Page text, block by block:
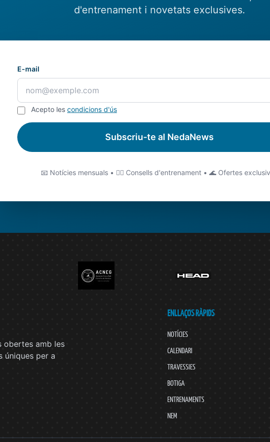
d'entrenament i novetats exclusives.
E-mail
Acepto les condicions d'ús
Subscriu-te al NedaNews
📧 Notícies mensuals • 🏊‍♂️ Consells d'entrenament • 🌊 Ofertes
obertes amb les
úniques per a
ENLLAÇOS RÀPIDS
NOTÍCIES
CALENDARI
TRAVESSIES
BOTIGA
ENTRENAMENTS
NEM